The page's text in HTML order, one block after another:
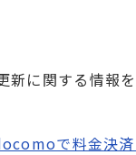
に関する情報を
で料金決済